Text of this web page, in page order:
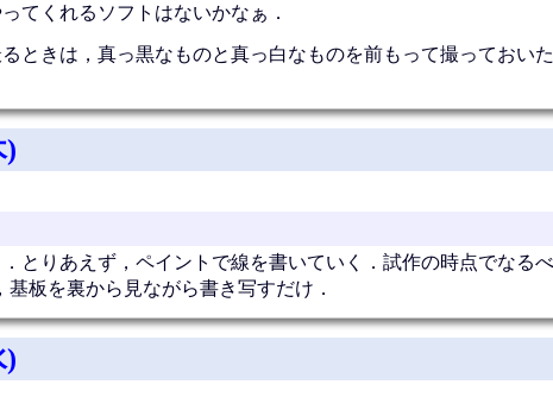
てくれるソフトはないかなぁ．
ときは，真っ黒なものと真っ白なものを前もって撮っておい
)
とりあえず，ペイントで線を書いていく．試作の時点でなる
基板を裏から見ながら書き写すだけ．
)